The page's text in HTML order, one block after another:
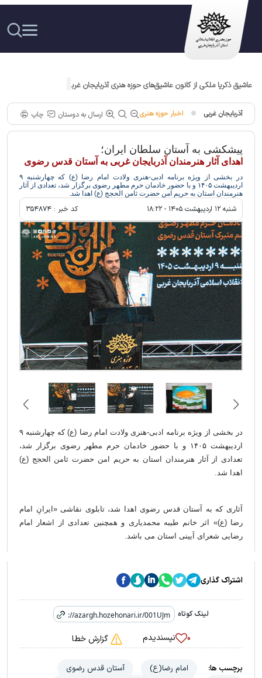
عاشیق ذکریا ملکی از کانون عاشیق‌های حوزه هنری آذربایجان غربی مقام سوم جشنواره
ملی «آوای عشق »را کسب کرد
آذربایجان غربی اخبار حوزه هنری ارسال به دوستان چاپ
پیشکشی به آستان سلطان ایران؛
اهدای آثار هنرمندان آذربایجان غربی به آستان قدس رضوی
در بخشی از ویژه برنامه ادبی-هنری ولادت امام رضا (ع) که چهارشنبه ۹
اردیبهشت ۱۴۰۵ و با حضور خادمان حرم مطهر رضوی برگزار شد، تعدادی از آثار
هنرمندان استان به حریم امن حضرت ثامن الحجج (ع) اهدا شد.
شنبه ۱۲ ارديبهشت ۱۴۰۵ - ۱۸:۲۲ کد خبر :
در بخشی از ویژه برنامه ادبی-هنری ولادت امام رضا (ع) که چهارشنبه ۹
اردیبهشت ۱۴۰۵ و با حضور خادمان حرم مطهر رضوی برگزار شد،
تعدادی از آثار هنرمندان استان به حریم امن حضرت ثامن الحجج (ع)
اهدا شد.
آثاری که به آستان قدس رضوی اهدا شد، تابلوی نقاشی «ایرانِ امام
رضا (ع)» اثر خانم طیبه محمدیاری و همچنین تعدادی از اشعار امام
رضایی شعرای آیینی استان می باشد.
اشتراک گذاری
لینک کوتاه
۰ نپسندیدم گزارش خطا
برچسب ها: امام رضا(ع)
آستان قدس رضوی